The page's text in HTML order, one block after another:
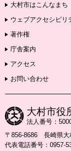
大村市はこんなまち
ウェブアクセシビリ
著作権
庁舎案内
アクセス
お問い合わせ
大村市役
法人番号：
〒856-8686 長崎県大
代表電話番号：0957-